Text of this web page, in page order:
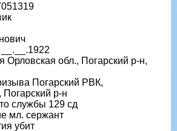
Орловская обл., Погарский р-н,
Погарский РВК,
Погарский р-н
службы 129 сд
мл. сержант
убит